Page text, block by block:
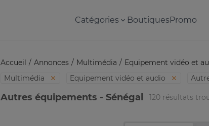
Catégories BoutiquesPromo
Accueil Annonces Multimédia Equipement vidéo et
Multimédia
Equipement vidéo et audio
Autres équipements - Sénégal 120 résultats